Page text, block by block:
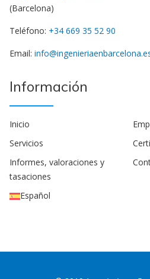
(Barcelona)
Teléfono: +34 669 35 52 90
Email:
Información
Inicio
Servicios
Informes, valoraciones y
tasaciones
Español